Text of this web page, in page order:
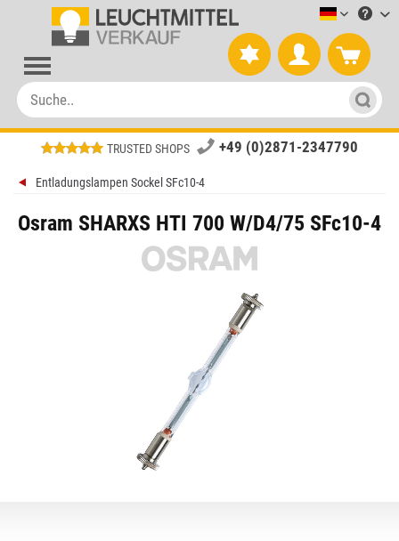
TRUSTED SHOPS +49 (0)2871-2347790
Entladungslampen Sockel SFc10-4
Osram SHARXS HTI 700 W/D4/75 SFc10-4